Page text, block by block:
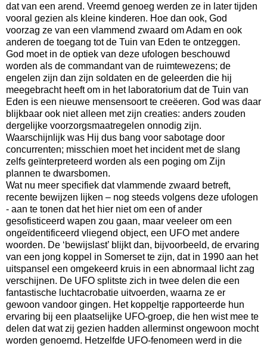
dat van een arend. Vreemd genoeg werden ze in later tijden
vooral gezien als kleine kinderen. Hoe dan ook, God
voorzag ze van een vlammend zwaard om Adam en ook
anderen de toegang tot de Tuin van Eden te ontzeggen.
God moet in de optiek van deze ufologen beschouwd
worden als de commandant van de ruimtewezens; de
engelen zijn dan zijn soldaten en de geleerden die hij
meegebracht heeft om in het laboratorium dat de Tuin van
Eden is een nieuwe mensensoort te creëeren. God was daar
blijkbaar ook niet alleen met zijn creaties: anders zouden
dergelijke voorzorgsmaatregelen onnodig zijn.
Waarschijnlijk was Hij dus bang voor sabotage door
concurrenten; misschien moet het incident met de slang
zelfs geïnterpreteerd worden als een poging om Zijn
plannen te dwarsbomen.
Wat nu meer specifiek dat vlammende zwaard betreft,
recente bewijzen lijken – nog steeds volgens deze ufologen
- aan te tonen dat het hier niet om een of ander
gesofisticeerd wapen zou gaan, maar veeleer om een
ongeïdentificeerd vliegend object, een UFO met andere
woorden. De ‘bewijslast’ blijkt dan, bijvoorbeeld, de ervaring
van een jong koppel in Somerset te zijn, dat in 1990 aan het
uitspansel een omgekeerd kruis in een abnormaal licht zag
verschijnen. De UFO splitste zich in twee delen die een
fantastische luchtacrobatie uitvoerden, waarna ze er
gewoon vandoor gingen. Het koppeltje rapporteerde hun
ervaring bij een plaatselijke UFO-groep, die hen wist mee te
delen dat wat zij gezien hadden allerminst ongewoon mocht
worden genoemd. Hetzelfde UFO-fenomeen werd in die